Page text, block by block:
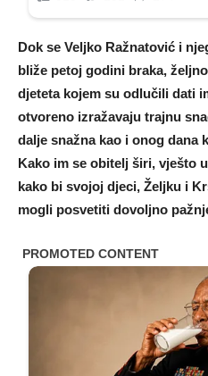
Dok se Veljko Ražnatović i
bliže petoj godini braka,
djeteta kojem su odlučili dati
otvoreno izražavaju trajnu
dalje snažna kao i onog dana
Kako im se obitelj širi, vješto
kako bi svojoj djeci, Željku i
mogli posvetiti dovoljno